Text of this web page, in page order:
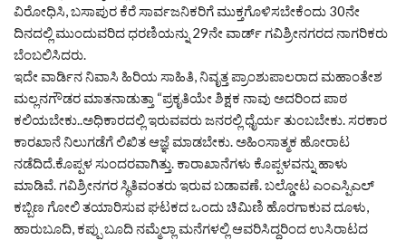
ವಿರೋಧಿಸಿ, ಬಸಾಪುರ ಕೆರೆ ಸಾರ್ವಜನಿಕರಿಗೆ ಮುಕ್ತಗೊಳಿಸಬೇಕೆಂದು 30ನೇ
ದಿನದಲ್ಲಿ ಮುಂದುವರಿದ ಧರಣಿಯನ್ನು 29ನೇ ವಾರ್ಡ್ ಗವಿಶ್ರೀನಗರದ ನಾಗರಿಕರು
ಬೆಂಬಲಿಸಿದರು.
ಇದೇ ವಾರ್ಡಿನ ನಿವಾಸಿ ಹಿರಿಯ ಸಾಹಿತಿ, ನಿವೃತ್ತ ಪ್ರಾಂಶುಪಾಲರಾದ ಮಹಾಂತೇಶ
ಮಲ್ಲನಗೌಡರ ಮಾತನಾಡುತ್ತಾ “ಪ್ರಕೃತಿಯೇ ಶಿಕ್ಷಕ ನಾವು ಅದರಿಂದ ಪಾಠ
ಕಲಿಯಬೇಕು..ಅಧಿಕಾರದಲ್ಲಿ ಇರುವವರು ಜನರಲ್ಲಿ ಧೈರ್ಯ ತುಂಬಬೇಕು. ಸರಕಾರ
ಕಾರಖಾನೆ ನಿಲುಗಡೆಗೆ ಲಿಖಿತ ಆಜ್ಞೆ ಮಾಡಬೇಕು. ಅಹಿಂಸಾತ್ಮಕ ಹೋರಾಟ
ನಡೆದಿದೆ.ಕೊಪ್ಪಳ ಸುಂದರವಾಗಿತ್ತು. ಕಾರಾಖಾನೆಗಳು ಕೊಪ್ಪಳವನ್ನು ಹಾಳು
ಮಾಡಿವೆ. ಗವಿಶ್ರೀನಗರ ಸ್ಥಿತಿವಂತರು ಇರುವ ಬಡಾವಣೆ. ಬಲ್ಡೋಟ ಎಂಎಸ್ಪಿಎಲ್
ಕಬ್ಬಿಣ ಗೋಲಿ ತಯಾರಿಸುವ ಘಟಕದ ಒಂದು ಚಿಮಿಣಿ ಹೊರಗಾಕುವ ದೂಳು,
ಹಾರುಬೂದಿ, ಕಪ್ಪು ಬೂದಿ ನಮ್ಮೆಲ್ಲಾ ಮನೆಗಳಲ್ಲಿ ಆವರಿಸಿದ್ದರಿಂದ ಉಸಿರಾಟದ